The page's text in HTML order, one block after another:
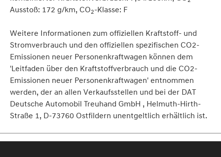
Ausstoß: 172 g/km, CO2-Klasse: F
Weitere Informationen zum offiziellen Kraftstoff- und
Stromverbrauch und den offiziellen spezifischen CO2-
Emissionen neuer Personenkraftwagen können dem
'Leitfaden über den Kraftstoffverbrauch und die CO2-
Emissionen neuer Personenkraftwagen' entnommen
werden, der an allen Verkaufsstellen und bei der DAT
Deutsche Automobil Treuhand GmbH , Helmuth-Hirth-
Straße 1, D-73760 Ostfildern unentgeltlich erhältlich ist.